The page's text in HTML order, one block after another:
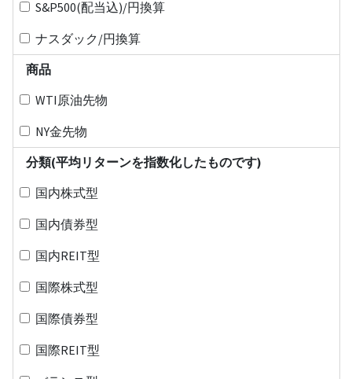
S&P500(配当込)/円換算
ナスダック/円換算
商品
WTI原油先物
NY金先物
分類(平均リターンを指数化したものです)
国内株式型
国内債券型
国内REIT型
国際株式型
国際債券型
国際REIT型